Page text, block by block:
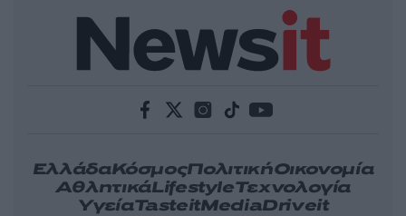
ΕλλάδαΚόσμοςΠολιτικήΟικονομία
ΑθλητικάLifestyleΤεχνολογία
ΥγείαTasteitMediaDriveit